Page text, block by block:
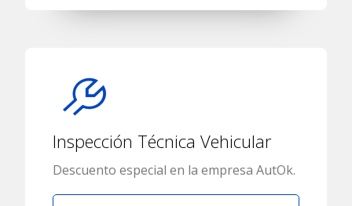
Inspección Técnica Vehicular
Descuento especial en la empresa AutOk.